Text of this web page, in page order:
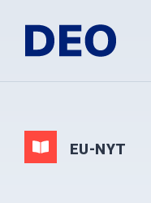
indhold
direkte
footer
Oplysningsforbundet
EU-NYT